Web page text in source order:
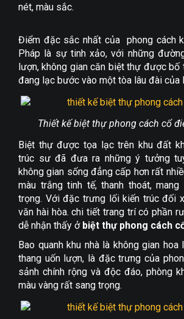
nét, màu sắc.
Điểm đặc sắc nhất của phong cách
Pháp là sự tinh xảo, với những
lượn, không gian căn biệt thự được bố
đang lạc bước vào một tòa lâu đài của
Thiết kế biệt thự phong cách cổ
Biệt thự được tọa lạc trên khu đất
trúc sư đã đưa ra những ý tưởng
không gian sống đẳng cấp hơn rất
màu trắng tinh tế, thanh thoát,
trọng. Với đặc trưng lối kiến trúc đối
văn hài hòa. chi tiết trang trí có phần
dễ nhận thấy ở biệt thự phong cách
Bao quanh khu nhà là không gian hoa
thang uốn lượn, là đặc trưng của
sảnh chính rộng và độc đáo, phòng
màu vàng rất sang trọng.